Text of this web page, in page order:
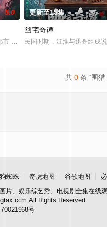
5.0
市 海南越酷文化传媒有限公司
更新至15集
幽宅奇谭
民国时期，江淮与迅哥组成
共 0 条 “围猎
蜘蛛 奇虎地图 谷歌地图
片、娱乐综艺秀、电视剧全集在线
All Rights Reserved
号